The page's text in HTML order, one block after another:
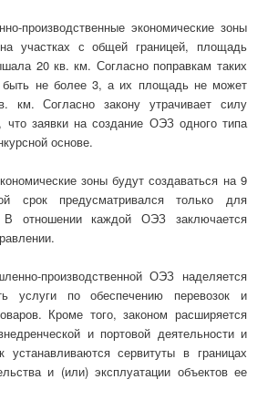
производственные экономические зоны
участках с общей границей, площадь
20 кв. км. Согласно поправкам таких
быть не более 3, а их площадь не может
км. Согласно закону утрачивает силу
что заявки на создание ОЭЗ одного типа
основе.
зоны будут создаваться на 9
срок предусматривался только для
отношении каждой ОЭЗ заключается
производственной ОЭЗ наделяется
услуги по обеспечению перевозок и
Кроме того, законом расширяется
и портовой деятельности и
устанавливаются сервитуты в границах
и (или) эксплуатации объектов ее